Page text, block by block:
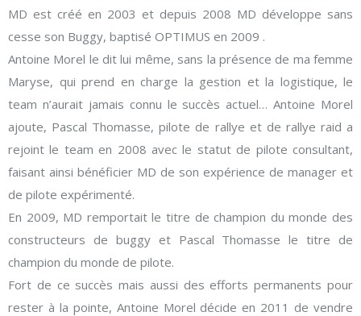
MD est créé en 2003 et depuis 2008 MD développe sans
cesse son Buggy, baptisé OPTIMUS en 2009 .
Antoine Morel le dit lui même, sans la présence de ma femme
Maryse, qui prend en charge la gestion et la logistique, le
team n’aurait jamais connu le succès actuel… Antoine Morel
ajoute, Pascal Thomasse, pilote de rallye et de rallye raid a
rejoint le team en 2008 avec le statut de pilote consultant,
faisant ainsi bénéficier MD de son expérience de manager et
de pilote expérimenté.
En 2009, MD remportait le titre de champion du monde des
constructeurs de buggy et Pascal Thomasse le titre de
champion du monde de pilote.
Fort de ce succès mais aussi des efforts permanents pour
rester à la pointe, Antoine Morel décide en 2011 de vendre